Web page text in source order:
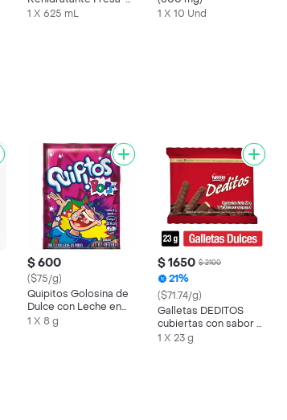
Kiwi
1 X 625 mL
1 X 10 Und
$ 600
($75/g)
Quipitos Golosina de
Dulce con Leche en
Polvo Pops
1 X 8 g
$ 1650 $ 2100
21%
($71.74/g)
Galletas DEDITOS
cubiertas con sabor a
chocolate x 23g
1 X 23 g